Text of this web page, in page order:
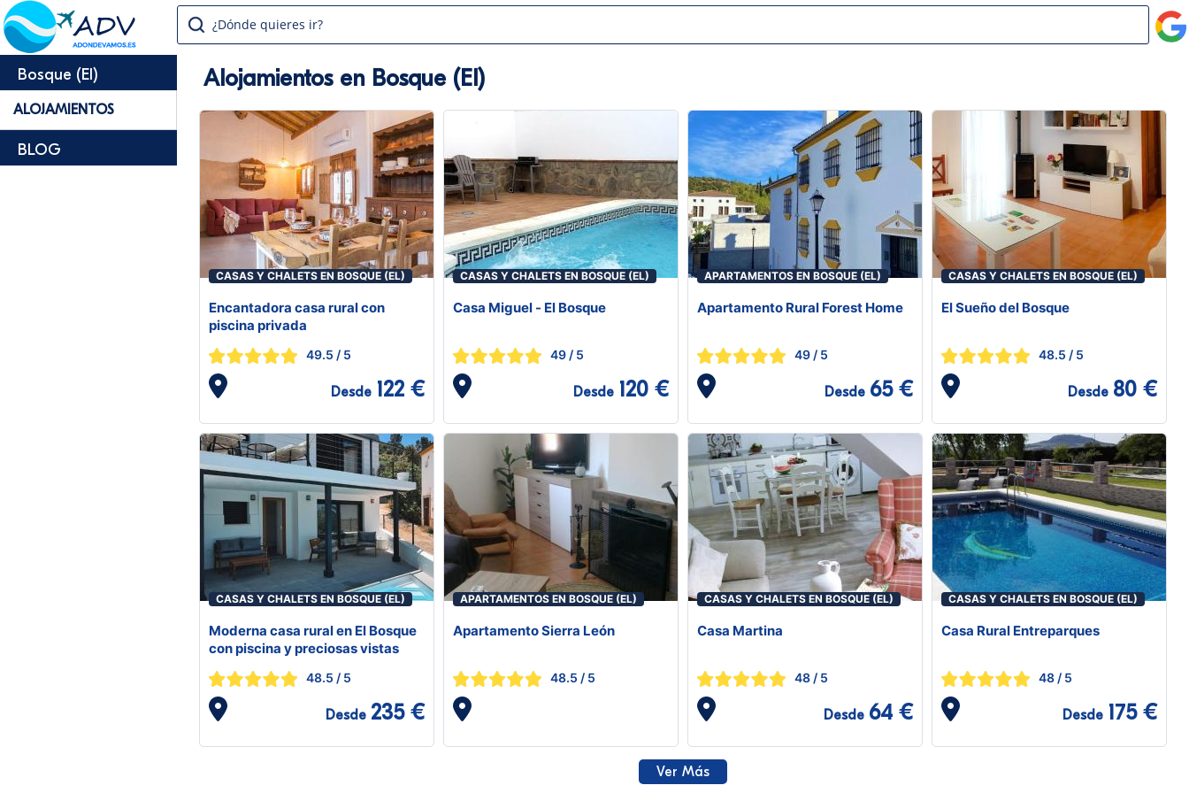
¿Dónde quieres ir?
Bosque (El)
ALOJAMIENTOS
BLOG
Alojamientos en Bosque (El)
CASAS Y CHALETS EN BOSQUE (EL)
Encantadora casa rural con
piscina privada
49.5 / 5
Desde 122 €
CASAS Y CHALETS EN BOSQUE (EL)
Casa Miguel - El Bosque
49 / 5
Desde 120 €
APARTAMENTOS EN BOSQUE (EL)
Apartamento Rural Forest Home
49 / 5
Desde 65 €
CASAS Y CHALETS EN BOSQUE (EL)
El Sueño del Bosque
48.5 / 5
Desde 80 €
CASAS Y CHALETS EN BOSQUE (EL)
Moderna casa rural en El Bosque
con piscina y preciosas vistas
48.5 / 5
Desde 235 €
APARTAMENTOS EN BOSQUE (EL)
Apartamento Sierra León
48.5 / 5
CASAS Y CHALETS EN BOSQUE (EL)
Casa Martina
48 / 5
Desde 64 €
CASAS Y CHALETS EN BOSQUE (EL)
Casa Rural Entreparques
48 / 5
Desde 175 €
Ver Más